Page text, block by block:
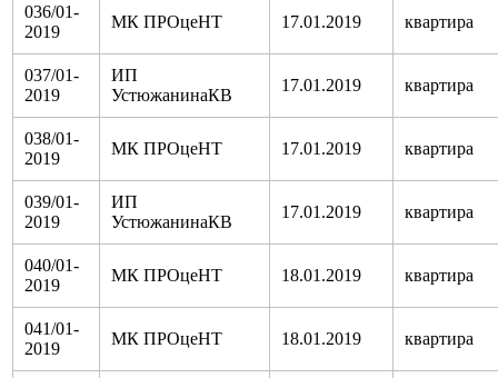
036/01-
2019
МК ПРОцеНТ 17.01.2019 квартира
037/01-
2019
ИП
УстюжанинаКВ
17.01.2019 квартира
038/01-
2019
МК ПРОцеНТ 17.01.2019 квартира
039/01-
2019
ИП
УстюжанинаКВ
17.01.2019 квартира
040/01-
2019
МК ПРОцеНТ 18.01.2019 квартира
041/01-
2019
МК ПРОцеНТ 18.01.2019 квартира